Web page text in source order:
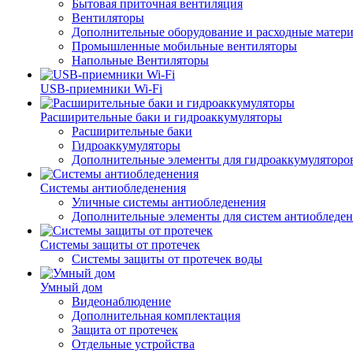
Бытовая приточная вентиляция
Вентиляторы
Дополнительные оборудование и расходные
Промышленные мобильные вентиляторы
Напольные Вентиляторы
USB-приемники Wi-Fi
Расширительные баки и гидроаккумуляторы
Расширительные баки
Гидроаккумуляторы
Дополнительные элементы для
Системы антиобледенения
Уличные системы антиобледенения
Дополнительные элементы для систем
Системы защиты от протечек
Системы защиты от протечек воды
Умный дом
Видеонаблюдение
Дополнительная комплектация
Защита от протечек
Отдельные устройства